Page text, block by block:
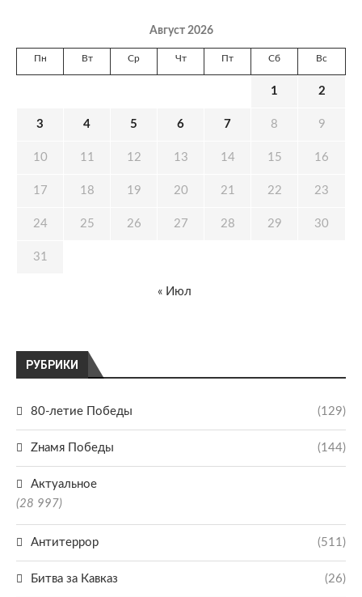
РУБРИКИ
80-летие Победы (129)
Zнамя Победы (144)
Актуальное
(28 997)
Антитеррор (511)
Битва за Кавказ (26)
Август 2026
Пн Вт Ср Чт Пт Сб Вс
1 2
3 4 5 6 7 8 9
10 11 12 13 14 15 16
17 18 19 20 21 22 23
24 25 26 27 28 29 30
31
« Июл